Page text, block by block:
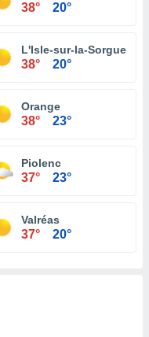
38° 20°
L'Isle-sur-la-Sorgue
38° 20°
Orange
38° 23°
Piolenc
37° 23°
Valréas
37° 20°